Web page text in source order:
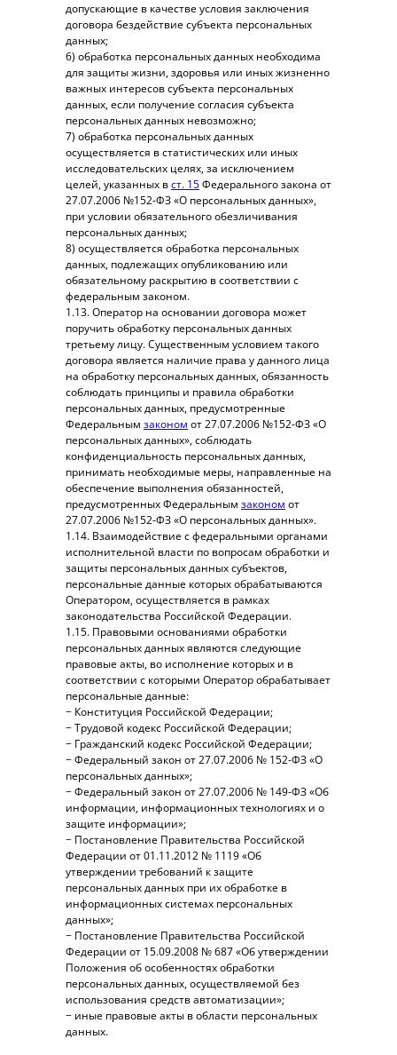
допускающие в качестве условия заключения
договора бездействие субъекта персональных
данных;
6) обработка персональных данных необходима
для защиты жизни, здоровья или иных жизненно
важных интересов субъекта персональных
данных, если получение согласия субъекта
персональных данных невозможно;
7) обработка персональных данных
осуществляется в статистических или иных
исследовательских целях, за исключением
целей, указанных вст. 15Федерального закона от
27.07.2006 №152-ФЗ «О персональных данных»,
при условии обязательного обезличивания
персональных данных;
8) осуществляется обработка персональных
данных, подлежащих опубликованию или
обязательному раскрытию в соответствии с
федеральным законом.
1.13. Оператор на основании договора может
поручить обработку персональных данных
третьему лицу. Существенным условием такого
договора является наличие права у данного лица
на обработку персональных данных, обязанность
соблюдать принципы и правила обработки
персональных данных, предусмотренные
Федеральным законом от 27.07.2006 №152-ФЗ «О
персональных данных», соблюдать
конфиденциальность персональных данных,
принимать необходимые меры, направленные на
обеспечение выполнения обязанностей,
предусмотренных Федеральным законом от
27.07.2006 №152-ФЗ «О персональных данных».
1.14. Взаимодействие с федеральными органами
исполнительной власти по вопросам обработки и
защиты персональных данных субъектов,
персональные данные которых обрабатываются
Оператором, осуществляется в рамках
законодательства Российской Федерации.
1.15. Правовыми основаниями обработки
персональных данных являются следующие
правовые акты, во исполнение которых и в
соответствии с которыми Оператор обрабатывает
персональные данные:
− Конституция Российской Федерации;
− Трудовой кодекс Российской Федерации;
− Гражданский кодекс Российской Федерации;
− Федеральный закон от 27.07.2006 № 152-ФЗ «О
персональных данных»;
− Федеральный закон от 27.07.2006 № 149-ФЗ «Об
информации, информационных технологиях и о
защите информации»;
− Постановление Правительства Российской
Федерации от 01.11.2012 № 1119 «Об
утверждении требований к защите
персональных данных при их обработке в
информационных системах персональных
данных»;
− Постановление Правительства Российской
Федерации от 15.09.2008 № 687 «Об утверждении
Положения об особенностях обработки
персональных данных, осуществляемой без
использования средств автоматизации»;
− иные правовые акты в области персональных
данных.